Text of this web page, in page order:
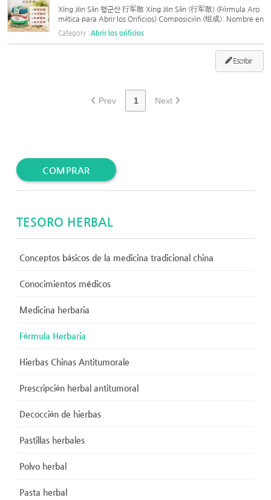
Xíng Jūn Sǎn 행군산 行军散 Xíng Jūn Sǎn (行军散) (Fórmula Aro
mática para Abrir los Orificios) Composición (组成): Nombre en
Chino Nombre en Inglés Nombre en Español Cantidad 西牛黄
Bovine Bezoar Bezoar bovino 1 qián (aprox. 3g) 麝香 Musk Al
Category : Abrir los orificios
Escribir
Prev 1 Next
COMPRAR
TESORO HERBAL
Conceptos básicos de la medicina tradicional china
Conocimientos médicos
Medicina herbaria
Fórmula Herbaria
Hierbas Chinas Antitumorale
Prescripción herbal antitumoral
Decocción de hierbas
Pastillas herbales
Polvo herbal
Pasta herbal